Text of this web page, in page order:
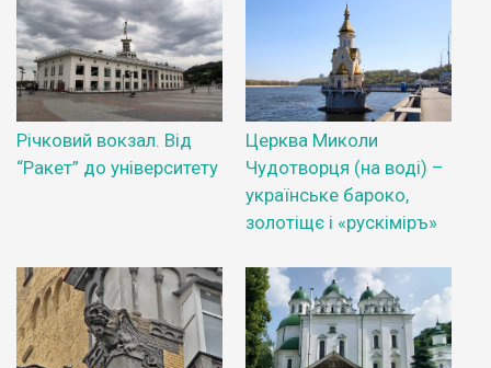
Річковий вокзал. Від
“Ракет” до університету
Церква Миколи
Чудотворця (на воді) –
українське бароко,
золотіщє і «рускіміръ»